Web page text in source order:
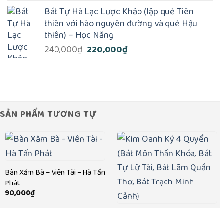
từ
200,000₫
Bát Tự Hà Lạc Lược Khảo (lập quẻ Tiên
thiên với hào nguyên đường và quẻ Hậu
thiên) – Học Năng
240,000₫ Giá
220,000₫Giá
SẢN PHẨM TƯƠNG TỰ
Bàn Xăm Bà – Viên Tài – Hà Tấn
Phát
90,000₫